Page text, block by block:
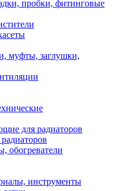
пробки, фитинговые
муфты, заглушки,
для радиаторов
обогреватели
инструменты